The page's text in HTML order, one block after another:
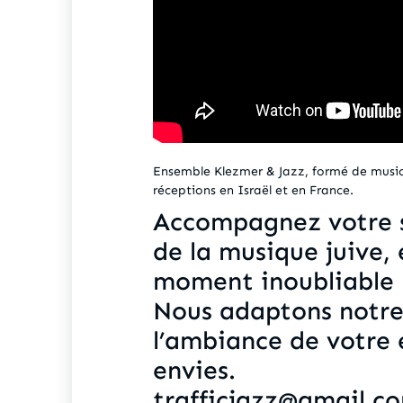
Ensemble Klezmer & Jazz, formé de
réceptions en Israël et en France.
Accompagnez votre
de la musique
moment inoubliable
Nous adaptons
l’ambiance de
envies.